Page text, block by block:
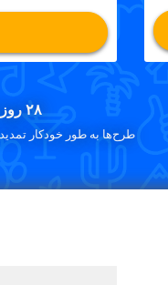
۲۸ روز ضمانت بازگشت پول
طرح‌ها به طور خودکار